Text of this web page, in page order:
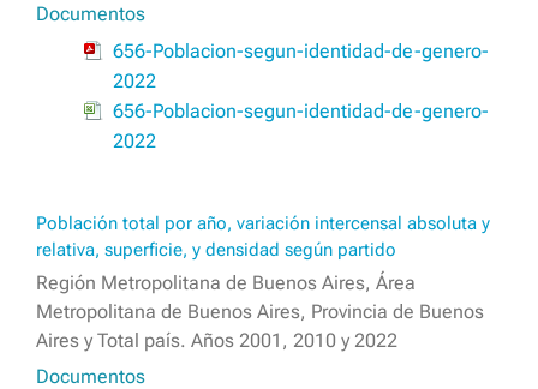
Documentos
656-Poblacion-segun-identidad-de-genero-
2022
656-Poblacion-segun-identidad-de-genero-
2022
Población total por año, variación intercensal absoluta y
relativa, superficie, y densidad según partido
Región Metropolitana de Buenos Aires, Área
Metropolitana de Buenos Aires, Provincia de Buenos
Aires y Total país. Años 2001, 2010 y 2022
Documentos